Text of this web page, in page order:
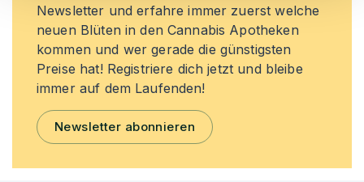
Newsletter und erfahre immer zuerst welche
neuen Blüten in den Cannabis Apotheken
kommen und wer gerade die günstigsten
Preise hat! Registriere dich jetzt und bleibe
immer auf dem Laufenden!
Newsletter abonnieren